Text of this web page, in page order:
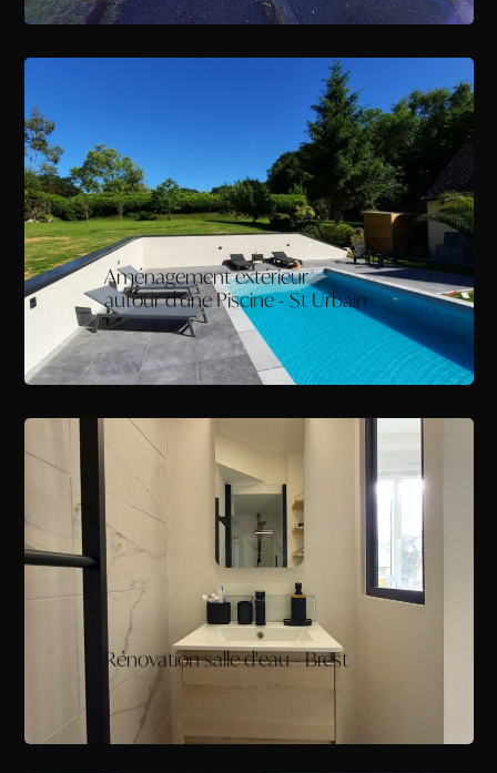
Aménagement extérieur
autour d'une Piscine - St Urbain
Rénovation salle d'eau - Brest